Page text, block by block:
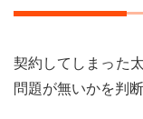
契約してしまった
問題が無いかを判